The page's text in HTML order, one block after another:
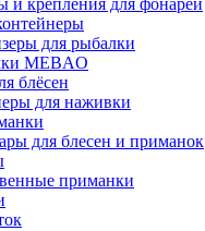
и крепления для фонарей
для рыбалки
MEBAO
блёсен
для наживки
для блесен и приманок
приманки